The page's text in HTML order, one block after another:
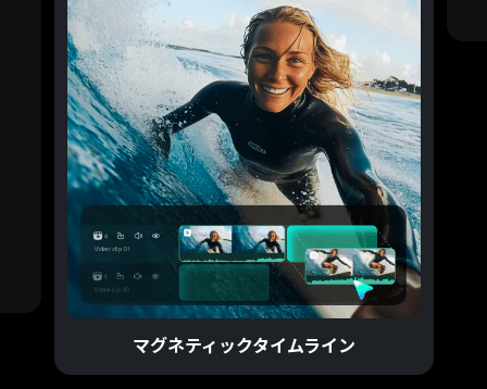
マグネティックタイムライン